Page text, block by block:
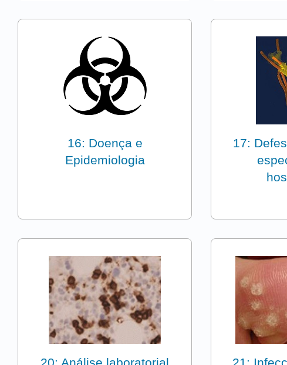
16: Doença e
Epidemiologia
17:
20: Análise laboratorial 21: